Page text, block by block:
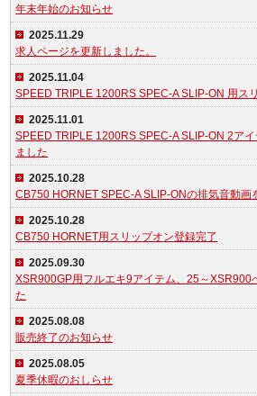
年末年始のお知らせ
2025.11.29
求人ページを更新しました。
2025.11.04
SPEED TRIPLE 1200RS SPEC-A SLIP-ON 用ス
2025.11.01
SPEED TRIPLE 1200RS SPEC-A SLIP-ON 2ア
ました
2025.10.28
CB750 HORNET SPEC-A SLIP-ONの排気音動画
2025.10.28
CB750 HORNET用スリップオン登録完了
2025.09.30
XSR900GP用フルエキ9アイテム、25～XSR900
た
2025.08.08
販売終了のお知らせ
2025.08.05
夏季休暇のおしらせ